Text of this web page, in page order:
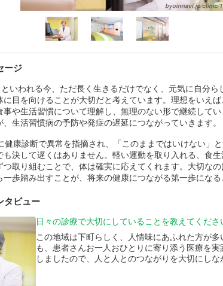
ージ
といわれる今、ただ長く生きるだけでなく、元気に自分ら
に目を向けることが大切だと考えています。理想をいえ
事や生活習慣について理解し、無理のない形で継続して
生活習慣病の予防や発症の遅延につながっていきます。
健康診断で異常を指摘され、「このままではいけない」
も決して遅くはありません。軽い運動を取り入れる、食
つ取り組むことで、体は確実に応えてくれます。大切な
歩踏み出すことが、将来の健康につながる第一歩になる
タビュー
日々の診療で大切にしていることを教えてくださ
この地域は下町らしく、人情味にあふれた方が
も、患者さんお一人おひとりに寄り添う医療を
しましたので、人と人とのつながりを大切にし